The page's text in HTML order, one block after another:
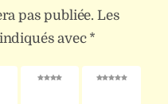
pas publiée. Les
avec *
4 étoiles
5 étoiles